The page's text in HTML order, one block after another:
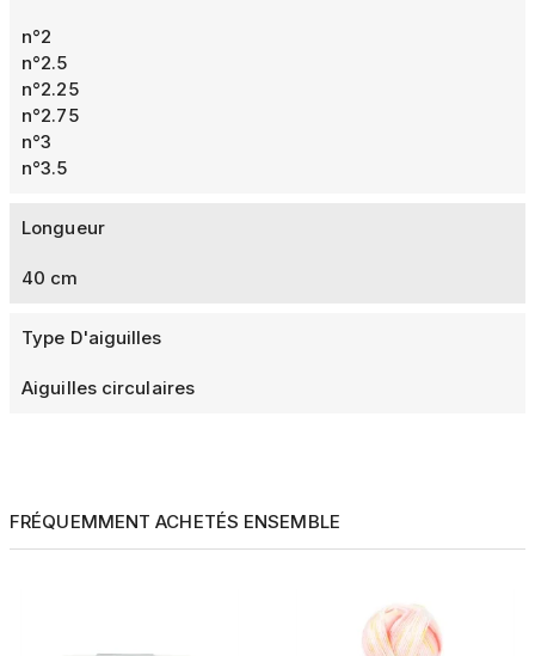
n°2
n°2.5
n°2.25
n°2.75
n°3
n°3.5
Longueur
40 cm
Type D'aiguilles
Aiguilles circulaires
FRÉQUEMMENT ACHETÉS ENSEMBLE